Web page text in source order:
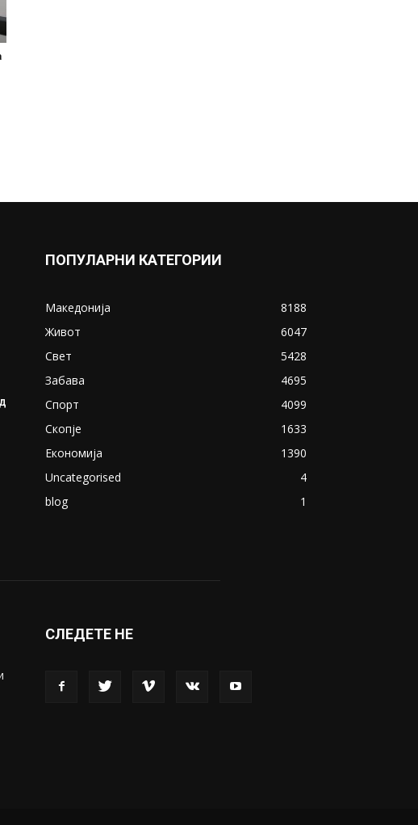
ПОПУЛАРНИ КАТЕГОРИИ
Македонија
8188
Живот
6047
Свет
5428
Забава
4695
Спорт
4099
Скопје
1633
Економија
1390
Uncategorised
4
blog
1
СЛЕДЕТЕ НЕ